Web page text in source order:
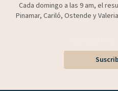
Cada domingo a las 9 am, el
Pinamar, Cariló, Ostende y